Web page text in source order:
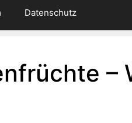
Datenschutz
–